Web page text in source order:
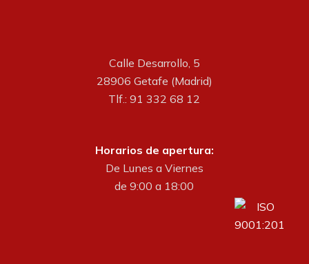
Calle Desarrollo, 5
28906 Getafe (Madrid)
Tlf.: 91 332 68 12
Horarios de apertura:
De Lunes a Viernes
de 9:00 a 18:00